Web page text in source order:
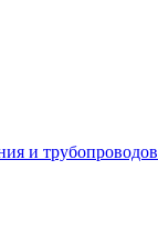
и трубопроводов